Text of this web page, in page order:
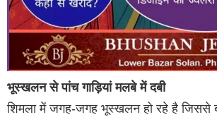
भूस्खलन से पांच गाड़ियां मलबे में दबी
शिमला में जगह-जगह भूस्खलन हो रहे है जिससे